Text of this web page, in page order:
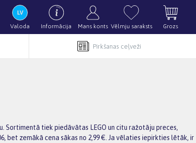
Valoda Informācija Mans konts Vēlmju saraksts Grozs
Pirkšanas ceļveži
tiek piedāvātas LEGO un citu ražotāju preces,
bet zemākā cena sākas no 2,99 €. Ja vēlaties iepirkties lētāk, ir